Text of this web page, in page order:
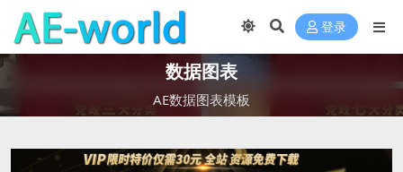
登录
数据图表
AE数据图表模板